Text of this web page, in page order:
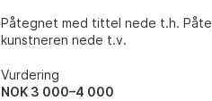
Påtegnet med tittel nede t.h.
kunstneren nede t.v.
Vurdering
NOK 3 000–4 000